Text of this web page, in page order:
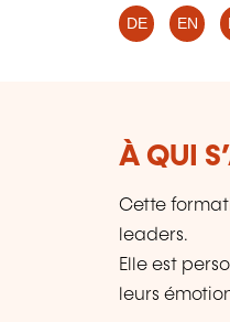
DE EN
À QUI
Cette
leaders.
Elle est
leurs